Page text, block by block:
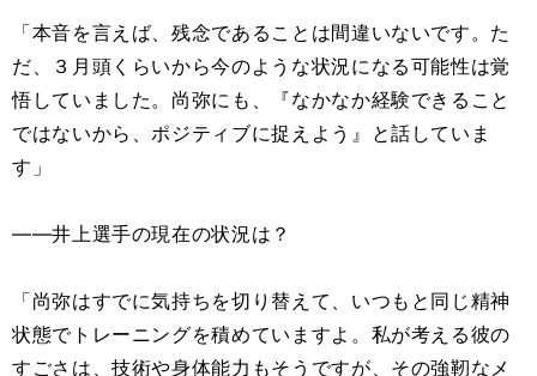
「本音を言えば、残念であることは間違いないです。た
だ、３月頭くらいから今のような状況になる可能性は覚
悟していました。尚弥にも、『なかなか経験できること
ではないから、ポジティブに捉えよう』と話していま
す」
――井上選手の現在の状況は？
「尚弥はすでに気持ちを切り替えて、いつもと同じ精神
状態でトレーニングを積めていますよ。私が考える彼の
すごさは、技術や身体能力もそうですが、その強靭なメ